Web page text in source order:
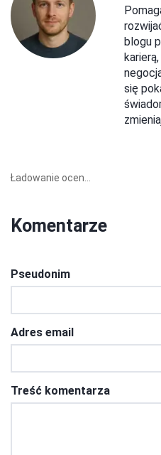
blogu
się
Ładowanie ocen...
Komentarze
Pseudonim
Adres email
Treść komentarza